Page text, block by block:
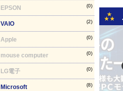
EPSON (0)
VAIO (2)
Apple (0)
mouse computer (0)
LG電子 (0)
Microsoft (8)